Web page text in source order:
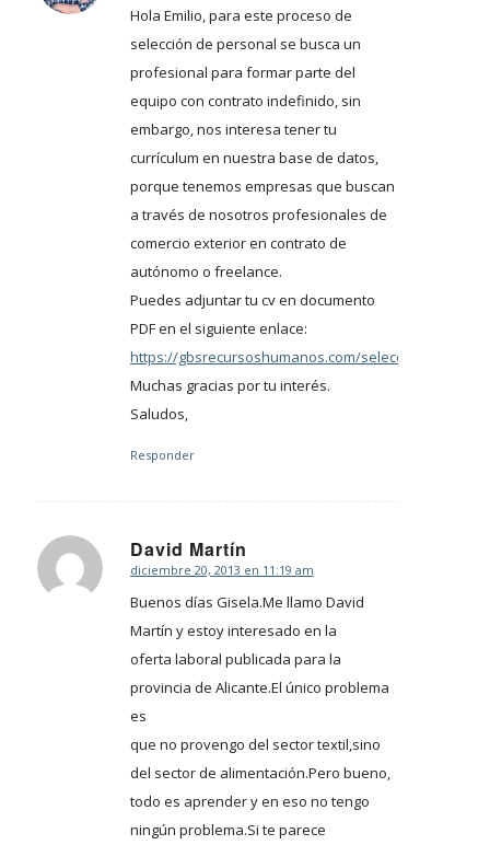
Hola Emilio, para este proceso de
selección de personal se busca un
profesional para formar parte del
equipo con contrato indefinido, sin
embargo, nos interesa tener tu
currículum en nuestra base de datos,
porque tenemos empresas que buscan
a través de nosotros profesionales de
comercio exterior en contrato de
autónomo o freelance.
Puedes adjuntar tu cv en documento
PDF en el siguiente enlace:
https://gbsrecursoshumanos.com/
Muchas gracias por tu interés.
Saludos,
Responder
David Martín
Dice:
diciembre 20, 2013 en 11:19 am
Buenos días Gisela.Me llamo David
Martín y estoy interesado en la
oferta laboral publicada para la
provincia de Alicante.El único problema
es
que no provengo del sector textil,sino
del sector de alimentación.Pero bueno,
todo es aprender y en eso no tengo
ningún problema.Si te parece